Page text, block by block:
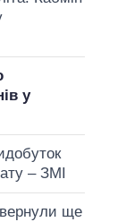
у
– ЗМІ
ще